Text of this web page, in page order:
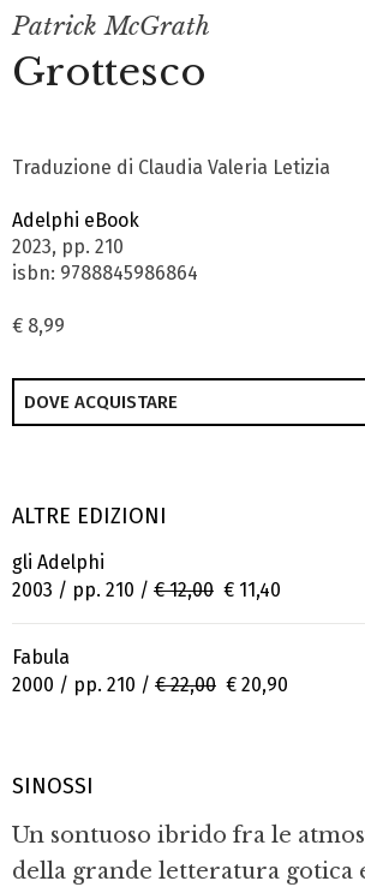
Patrick McGrath
Grottesco
Traduzione di Claudia Valeria Letizia
Adelphi eBook
2023, pp. 210
isbn: 9788845986864
€ 8,99
DOVE ACQUISTARE
ALTRE EDIZIONI
gli Adelphi
2003 / pp. 210 / € 12,00 € 11,40
Fabula
2000 / pp. 210 / € 22,00 € 20,90
SINOSSI
Un sontuoso ibrido fra le
della grande letteratura gotica